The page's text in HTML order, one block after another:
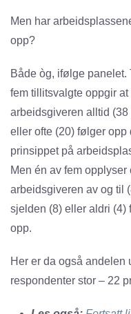
Men har
opp?
Både òg, ifølge panelet.
fem tillitsvalgte oppgir at
arbeidsgiveren alltid (38
eller ofte (20) følger opp
prinsippet på
Men én av fem opplyser
arbeidsgiveren av og til
sjelden (8) eller aldri (4)
opp.
Her er da også andelen
respondenter stor – 22